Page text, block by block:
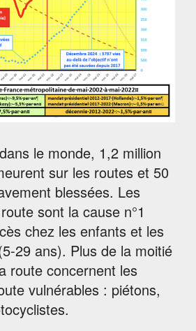
le monde, 1,2 million
sur les routes et 50
blessées. Les
sont la cause n°1
chez les enfants et les
29 ans). Plus de la moitié
route concernent les
vulnérables : piétons,